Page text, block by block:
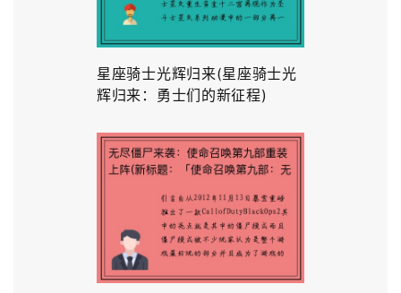
星座骑士光辉归来(星座骑士光
辉归来：勇士们的新征程)